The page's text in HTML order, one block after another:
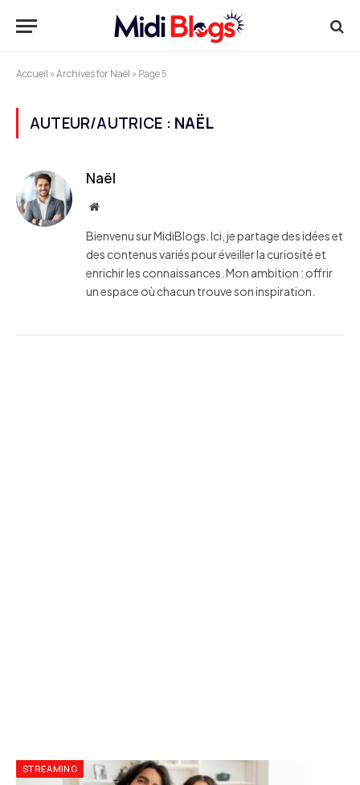
Accueil »Archives for Naël »Page 5
AUTEUR/AUTRICE : NAËL
Naël
Website
Bienvenu sur MidiBlogs. Ici, je partage des idées et
des contenus variés pour éveiller la curiosité et
enrichir les connaissances. Mon ambition : offrir
un espace où chacun trouve son inspiration.
STREAMING